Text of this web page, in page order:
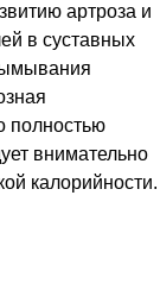
артроза и
в суставных
полностью
внимательно
калорийности.